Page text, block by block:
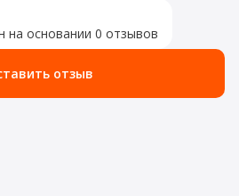
на основании 0 отзывов
отзыв